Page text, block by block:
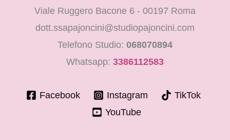
Viale Ruggero Bacone 6 - 00197 Roma
dott.ssapajoncini@studiopajoncini.com
Telefono Studio: 068070894
Whatsapp: 3386112583
Facebook Instagram
TikTok
YouTube